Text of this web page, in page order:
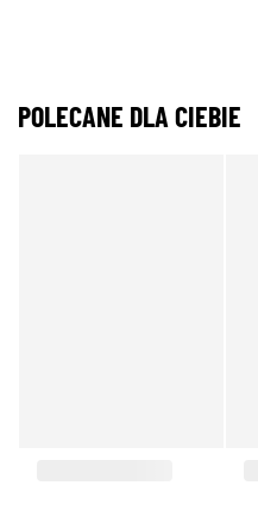
POLECANE DLA CIEBIE